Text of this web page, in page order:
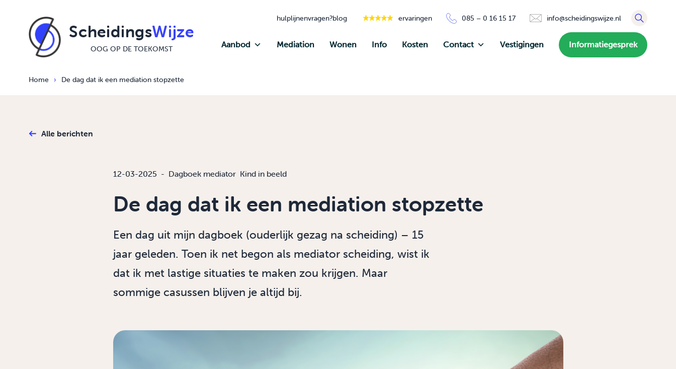
ScheidingsWijze
OOG OP DE TOEKOMST
hulplijnenvragen?blog ervaringen 085 – 0 16 15 17 info@scheidingswijze.nl
Aanbod Mediation Wonen Info Kosten Contact Vestigingen Informatiegesprek
Home › De dag dat ik een mediation stopzette
Alle berichten
12-03-2025 - Dagboek mediator Kind in beeld
De dag dat ik een mediation stopzette
Een dag uit mijn dagboek (ouderlijk gezag na scheiding) – 15
jaar geleden. Toen ik net begon als mediator scheiding, wist ik
dat ik met lastige situaties te maken zou krijgen. Maar
sommige casussen blijven je altijd bij.